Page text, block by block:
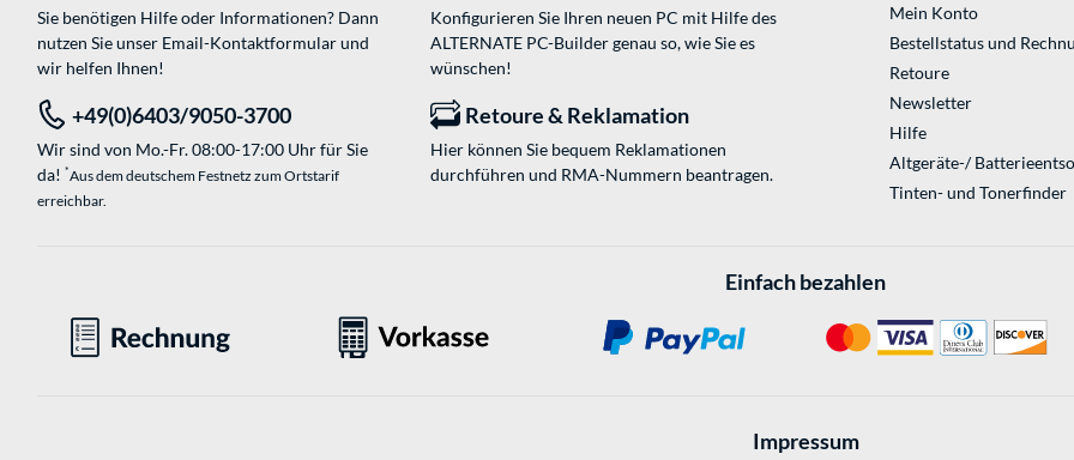
Sie benötigen Hilfe oder Informationen? Dann
nutzen Sie unser Email-Kontaktformularund
wir helfen Ihnen!
Konfigurieren Sie Ihren neuen PC mit Hilfe des
ALTERNATE PC-Builder genau so, wie Sie es
wünschen!
+49(0)6403/9050-3700
Wir sind von Mo.-Fr. 08:00-17:00 Uhr für Sie
da! *Aus dem deutschem Festnetz zum Ortstarif
erreichbar.
Retoure & Reklamation
Hier können Sie bequem Reklamationen
durchführen und RMA-Nummern beantragen.
Mein Konto
Bestellstatus und
Retoure
Newsletter
Hilfe
Altgeräte-/
Tinten- und Tonerfinder
Einfach bezahlen
Impressum